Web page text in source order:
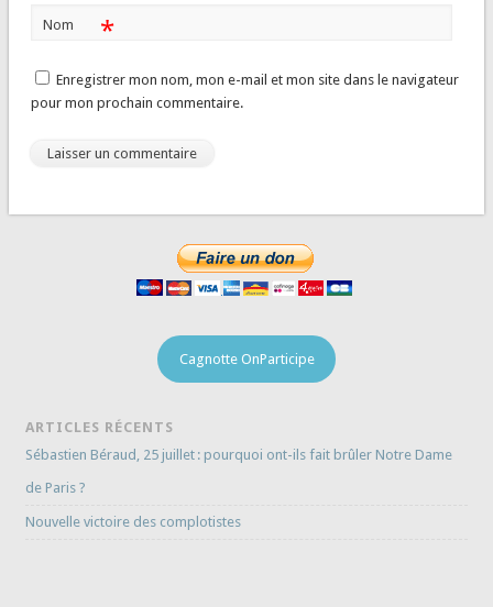
Nom *
Enregistrer mon nom, mon e-mail et mon site dans le navigateur
pour mon prochain commentaire.
Cagnotte OnParticipe
ARTICLES RÉCENTS
Sébastien Béraud, 25 juillet : pourquoi ont-ils fait brûler Notre Dame
de Paris ?
Nouvelle victoire des complotistes